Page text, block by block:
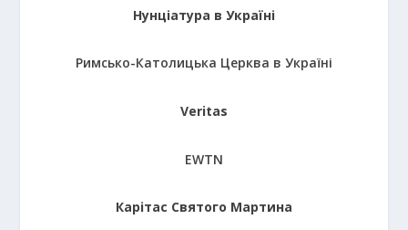
Нунціатура в Україні
Римсько-Католицька Церква в Україні
Veritas
EWTN
Карітас Святого Мартина